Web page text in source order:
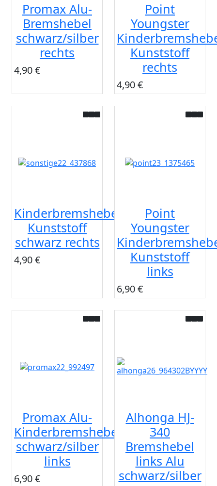
Promax Alu-
Bremshebel
schwarz/silber
rechts
4,90 €
Point
Youngster
Kunststoff
rechts
4,90 €
Kinderbremshebel
Kunststoff
schwarz rechts
4,90 €
Point
Youngster
Kunststoff
links
6,90 €
Promax Alu-
Kinderbremshebel
schwarz/silber
links
6,90 €
Alhonga HJ-
340
Bremshebel
links Alu
schwarz/silber